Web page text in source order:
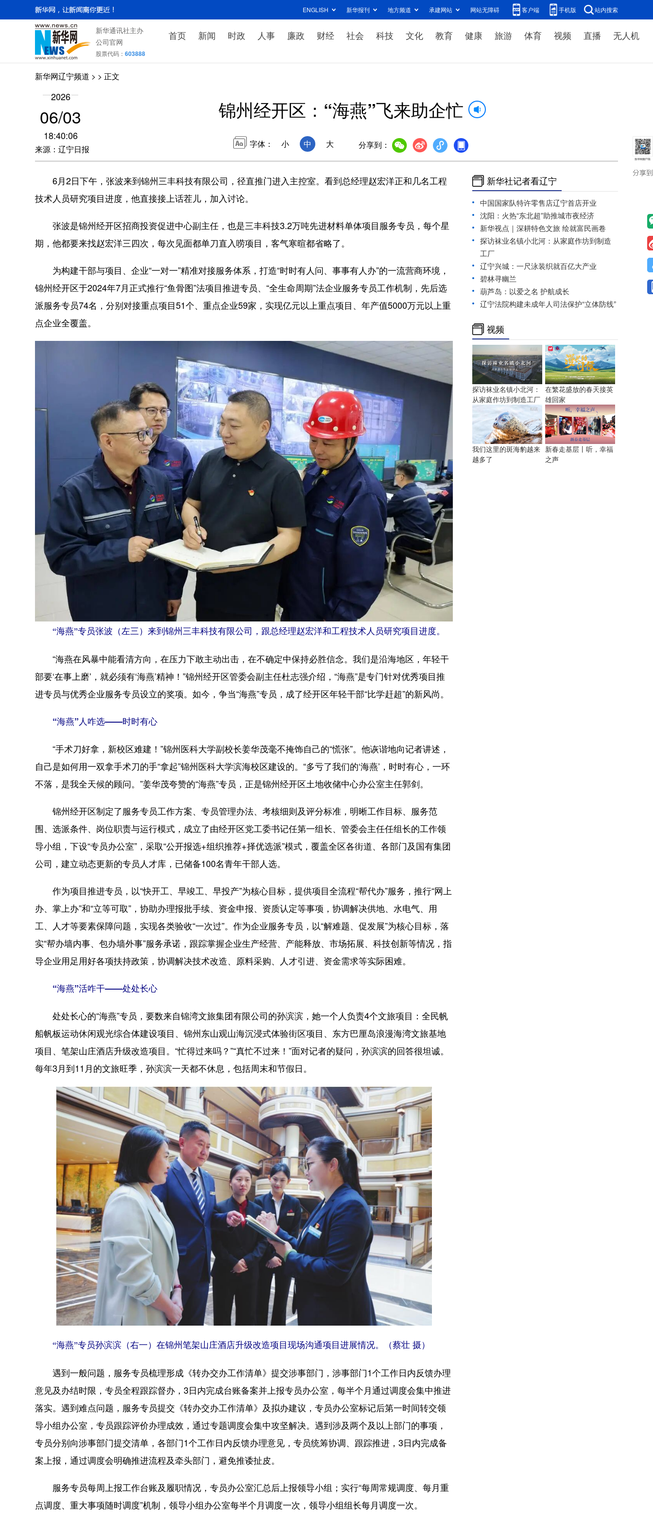
ENGLISH 新华报刊 地方频道 承建网站 网站无障碍 客户端 手机版 站内搜索
新华通讯社主办
公司官网
股票代码： 603888
首页 新闻 时政 人事 廉政 财经 社会 科技 文化 教育 健康 旅游 体育 视频 直播 无人机
新华网辽宁频道 > > 正文
2026
06/03
18:40:06
来源：辽宁日报
锦州经开区：“海燕”飞来助企忙
字体： 小 中 大 分享到：
6月2日下午，张波来到锦州三丰科技有限公司，径直推门进入主控室。看到总经理赵宏洋正和几名工程
技术人员研究项目进度，他直接接上话茬儿，加入讨论。
张波是锦州经开区招商投资促进中心副主任，也是三丰科技3.2万吨先进材料单体项目服务专员，每个星
期，他都要来找赵宏洋三四次，每次见面都单刀直入唠项目，客气寒暄都省略了。
为构建干部与项目、企业“一对一”精准对接服务体系，打造“时时有人问、事事有人办”的一流营商环境，
锦州经开区于2024年7月正式推行“鱼骨图”法项目推进专员、“全生命周期”法企业服务专员工作机制，先后选
派服务专员74名，分别对接重点项目51个、重点企业59家，实现亿元以上重点项目、年产值5000万元以上重
点企业全覆盖。
“海燕”专员张波（左三）来到锦州三丰科技有限公司，跟总经理赵宏洋和工程技术人员研究项目进度。
“海燕在风暴中能看清方向，在压力下敢主动出击，在不确定中保持必胜信念。我们是沿海地区，年轻干
部要‘在事上磨’，就必须有‘海燕’精神！”锦州经开区管委会副主任杜志强介绍，“海燕”是专门针对优秀项目推
进专员与优秀企业服务专员设立的奖项。如今，争当“海燕”专员，成了经开区年轻干部“比学赶超”的新风尚。
“海燕”人咋选——时时有心
“手术刀好拿，新校区难建！”锦州医科大学副校长姜华茂毫不掩饰自己的“慌张”。他诙谐地向记者讲述，
自己是如何用一双拿手术刀的手“拿起”锦州医科大学滨海校区建设的。“多亏了我们的‘海燕’，时时有心，一环
不落，是我全天候的顾问。”姜华茂夸赞的“海燕”专员，正是锦州经开区土地收储中心办公室主任郭剑。
锦州经开区制定了服务专员工作方案、专员管理办法、考核细则及评分标准，明晰工作目标、服务范
围、选派条件、岗位职责与运行模式，成立了由经开区党工委书记任第一组长、管委会主任任组长的工作领
导小组，下设“专员办公室”，采取“公开报选+组织推荐+择优选派”模式，覆盖全区各街道、各部门及国有集团
公司，建立动态更新的专员人才库，已储备100名青年干部人选。
作为项目推进专员，以“快开工、早竣工、早投产”为核心目标，提供项目全流程“帮代办”服务，推行“网上
办、掌上办”和“立等可取”，协助办理报批手续、资金申报、资质认定等事项，协调解决供地、水电气、用
工、人才等要素保障问题，实现各类验收“一次过”。作为企业服务专员，以“解难题、促发展”为核心目标，落
实“帮办墙内事、包办墙外事”服务承诺，跟踪掌握企业生产经营、产能释放、市场拓展、科技创新等情况，指
导企业用足用好各项扶持政策，协调解决技术改造、原料采购、人才引进、资金需求等实际困难。
“海燕”活咋干——处处长心
处处长心的“海燕”专员，要数来自锦湾文旅集团有限公司的孙滨滨，她一个人负责4个文旅项目：全民帆
船帆板运动休闲观光综合体建设项目、锦州东山观山海沉浸式体验街区项目、东方巴厘岛浪漫海湾文旅基地
项目、笔架山庄酒店升级改造项目。“忙得过来吗？”“真忙不过来！”面对记者的疑问，孙滨滨的回答很坦诚。
每年3月到11月的文旅旺季，孙滨滨一天都不休息，包括周末和节假日。
“海燕”专员孙滨滨（右一）在锦州笔架山庄酒店升级改造项目现场沟通项目进展情况。（蔡壮 摄）
遇到一般问题，服务专员梳理形成《转办交办工作清单》提交涉事部门，涉事部门1个工作日内反馈办理
意见及办结时限，专员全程跟踪督办，3日内完成台账备案并上报专员办公室，每半个月通过调度会集中推进
落实。遇到难点问题，服务专员提交《转办交办工作清单》及拟办建议，专员办公室标记后第一时间转交领
导小组办公室，专员跟踪评价办理成效，通过专题调度会集中攻坚解决。遇到涉及两个及以上部门的事项，
专员分别向涉事部门提交清单，各部门1个工作日内反馈办理意见，专员统筹协调、跟踪推进，3日内完成备
案上报，通过调度会明确推进流程及牵头部门，避免推诿扯皮。
服务专员每周上报工作台账及履职情况，专员办公室汇总后上报领导小组；实行“每周常规调度、每月重
点调度、重大事项随时调度”机制，领导小组办公室每半个月调度一次，领导小组组长每月调度一次。
新华社记者看辽宁
中国国家队特许零售店辽宁首店开业
沈阳：火热“东北超”助推城市夜经济
新华视点｜深耕特色文旅 绘就富民画卷
探访袜业名镇小北河：从家庭作坊到制造
工厂
辽宁兴城：一尺泳装织就百亿大产业
碧林寻幽兰
葫芦岛：以爱之名 护航成长
辽宁法院构建未成年人司法保护“立体防线”
视频
探访袜业名镇小北河：
从家庭作坊到制造工厂
在繁花盛放的春天接英
雄回家
我们这里的斑海豹越来
越多了
新春走基层丨听，幸福
之声